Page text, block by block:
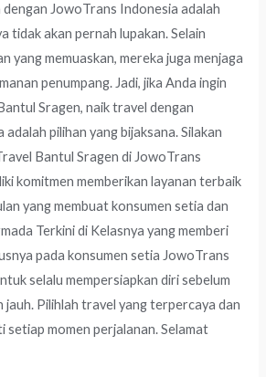
JowoTrans Indonesia adalah
tidak akan pernah lupakan. Selain
yang memuaskan, mereka juga menjaga
penumpang. Jadi, jika Anda ingin
Sragen, naik travel dengan
pilihan yang bijaksana. Silakan
Bantul Sragen di JowoTrans
komitmen memberikan layanan terbaik
yang membuat konsumen setia dan
Terkini di Kelasnya yang memberi
pada konsumen setia JowoTrans
selalu mempersiapkan diri sebelum
jauh. Pilihlah travel yang terpercaya dan
setiap momen perjalanan. Selamat